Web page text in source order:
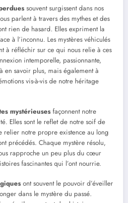
souvent surgissent dans nos
parlent à travers des mythes et des
rien de hasard. Elles expriment la
à l’inconnu. Les mystères véhiculés
à réfléchir sur ce qui nous relie à ces
intemporelle, passionnante,
en savoir plus, mais également à
vis-à-vis de notre héritage
mystérieuses façonnent notre
Elles sont le reflet de notre soif de
relier notre propre existence au long
précédés. Chaque mystère résolu,
rapproche un peu plus du cœur
fascinantes qui l’ont nourrie.
ont souvent le pouvoir d’éveiller
dans le mystère du passé.